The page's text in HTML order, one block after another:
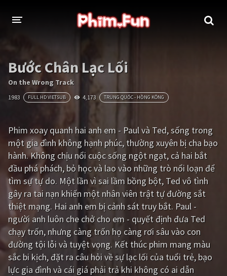
THỂ LOẠI
Thần thoại - Cổ trang
Tâm lý Chiến tranh
Kinh dị Tội phạm - Hình sự
Phiêu lưu Hài hước
Viễn tưởng Khoa học - Tài liệu
Hoạt hình Thể thao
Tình cảm - Lãng mạn Kỳ ảo
Giật gân Gia đình
Bí ẩn Lịch sử
Bước Chân Lạc Lối
On the Wrong Track
1983 FULL HD VIETSUB 4,173 TRUNG QUỐC - HỒNG KÔNG
Phim xoay quanh hai anh em - Paul và Ted, sống trong
một gia đình không hạnh phúc, thường xuyên bị cha bạo
hành. Không chịu nổi cuộc sống ngột ngạt, cả hai bắt
đầu phá phách, bỏ học và lao vào những trò nổi loạn để
tìm sự tự do. Một lần vì sai lầm bồng bột, Ted vô tình
gây ra tai nạn khiến một nhân viên trật tự đường sắt
thiệt mạng. Hai anh em bị cảnh sát truy bắt. Paul -
người anh luôn che chở cho em - quyết định đưa Ted
chạy trốn, nhưng càng trốn họ càng rơi sâu vào con
đường tội lỗi và tuyệt vọng. Kết thúc phim mang màu
sắc bi kịch, đặt ra câu hỏi về sự lạc lối của tuổi trẻ, bạo
lực gia đình và cái giá phải trả khi không có ai dẫn